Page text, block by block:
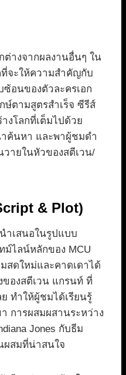
ต่างจากผลงานอื่นๆ ใน
ที่จะให้ความสำคัญกับ
อนของตัวละครเอก
ตามสูตรสำเร็จ ซีรีส์
งโลกที่เต็มไปด้วย
ค้นหา และพาผู้ชมดำ
ายในหัวของสตีเวน/
& Plot)
ำเสนอในรูปแบบ
ไลน์หลักของ MCU
สดใหม่และคาดเดาได้
ของสตีเวน แกรนท์ ที่
ย ทำให้ผู้ชมได้เรียนรู้
การผสมผสานระหว่าง
Jones กับธีม
ผสมที่น่าสนใจ